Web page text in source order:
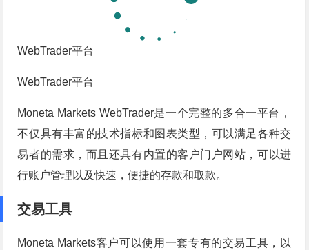
WebTrader平台
WebTrader平台
Moneta Markets WebTrader是一个完整的多合一平台，
不仅具有丰富的技术指标和图表类型，可以满足各种交
易者的需求，而且还具有内置的客户门户网站，可以进
行账户管理以及快速，便捷的存款和取款。
交易工具
Moneta Markets客户可以使用一套专有的交易工具，以